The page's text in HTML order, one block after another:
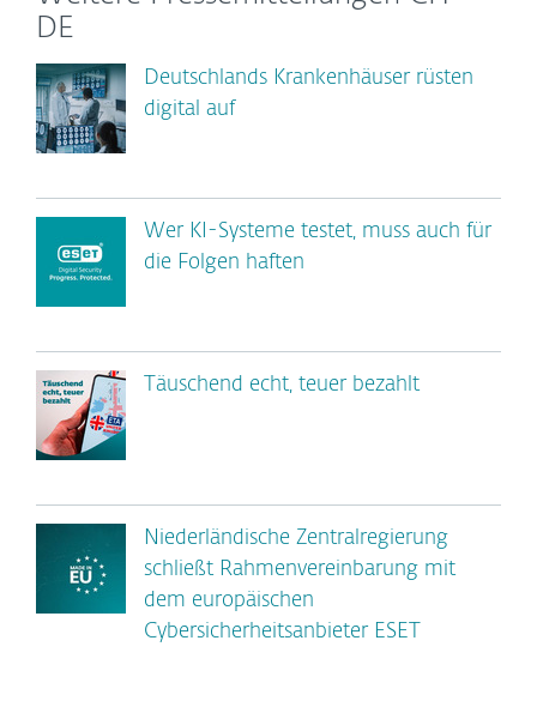
DE
Deutschlands Krankenhäuser rüsten
digital auf
Wer KI-Systeme testet, muss auch für
die Folgen haften
Täuschend echt, teuer bezahlt
Niederländische Zentralregierung
schließt Rahmenvereinbarung mit
dem europäischen
Cybersicherheitsanbieter ESET